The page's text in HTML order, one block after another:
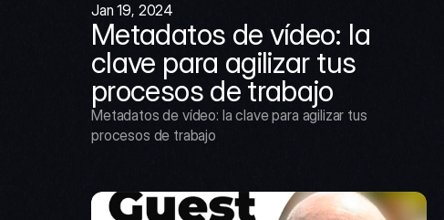
Jan 19, 2024
Metadatos de vídeo: la
clave para agilizar tus
procesos de trabajo
Metadatos de vídeo: la clave para agilizar tus
procesos de trabajo